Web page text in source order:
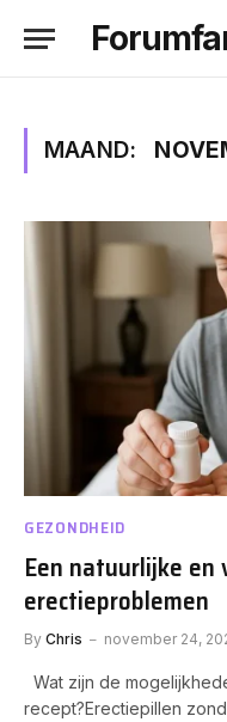
MAAND:
GEZONDHEID
Een natuurlijke
erectieproblemen
By Chris november 24,
Wat zijn de
recept?Erectiepillen